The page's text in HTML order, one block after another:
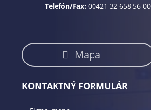
Telefón/Fax:00421 32 658 56 00
Mapa
KONTAKTNÝ FORMULÁR